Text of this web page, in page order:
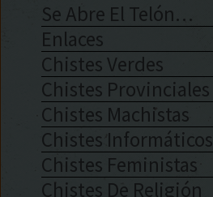
Se Abre El Telón…
Enlaces
Chistes Verdes
Chistes Provinciales
Chistes Machistas
Chistes Informáticos
Chistes Feministas
Chistes De Religión